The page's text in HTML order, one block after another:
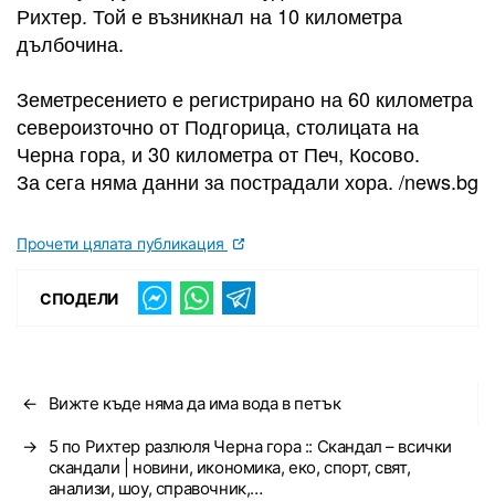
Рихтер. Той е възникнал на 10 километра
дълбочина.
Земетресението е регистрирано на 60 километра
североизточно от Подгорица, столицата на
Черна гора, и 30 километра от Печ, Косово.
За сега няма данни за пострадали хора. /news.bg
Прочети цялата публикация
СПОДЕЛИ
← Вижте къде няма да има вода в петък
→
5 по Рихтер разлюля Черна гора :: Скандал – всички
скандали | новини, икономика, еко, спорт, свят,
анализи, шоу, справочник,…